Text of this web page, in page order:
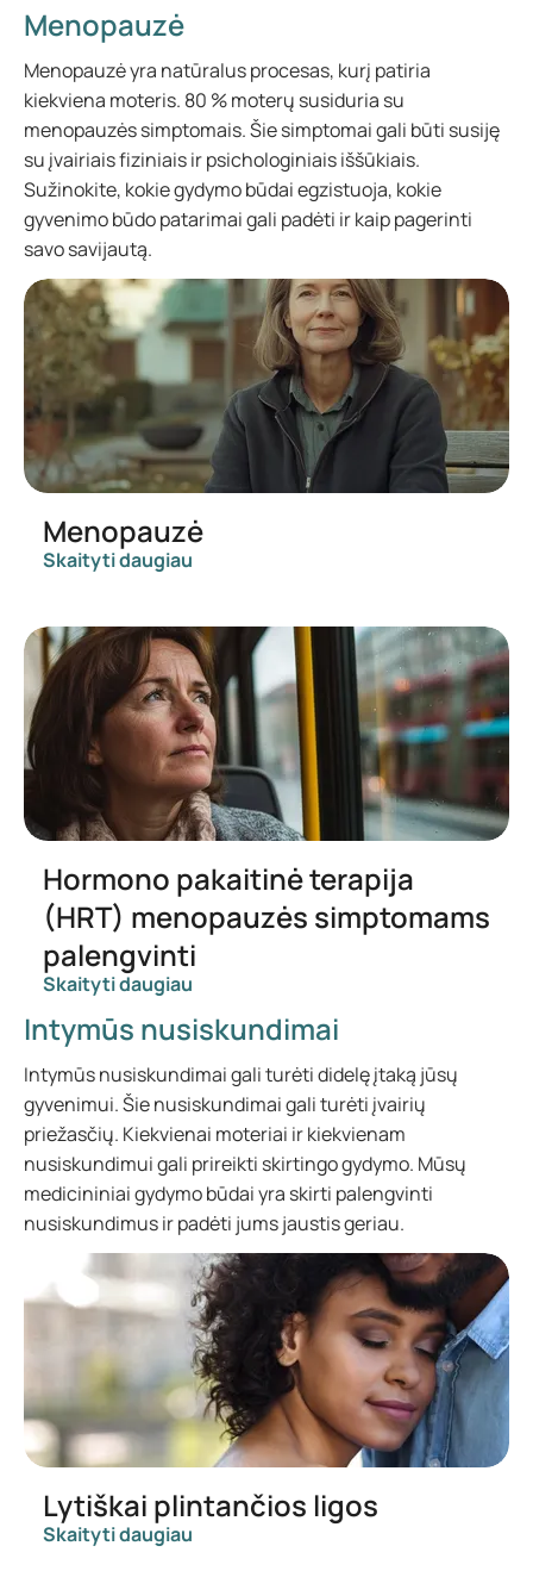
Menopauzė
Menopauzė yra natūralus procesas, kurį patiria
kiekviena moteris. 80 % moterų susiduria su
menopauzės simptomais. Šie simptomai gali būti susiję
su įvairiais fiziniais ir psichologiniais iššūkiais.
Sužinokite, kokie gydymo būdai egzistuoja, kokie
gyvenimo būdo patarimai gali padėti ir kaip pagerinti
savo savijautą.
Menopauzė
Skaityti daugiau
Hormono pakaitinė terapija
(HRT) menopauzės simptomams
palengvinti
Skaityti daugiau
Intymūs nusiskundimai
Intymūs nusiskundimai gali turėti didelę įtaką jūsų
gyvenimui. Šie nusiskundimai gali turėti įvairių
priežasčių. Kiekvienai moteriai ir kiekvienam
nusiskundimui gali prireikti skirtingo gydymo. Mūsų
medicininiai gydymo būdai yra skirti palengvinti
nusiskundimus ir padėti jums jaustis geriau.
Lytiškai plintančios ligos
Skaityti daugiau